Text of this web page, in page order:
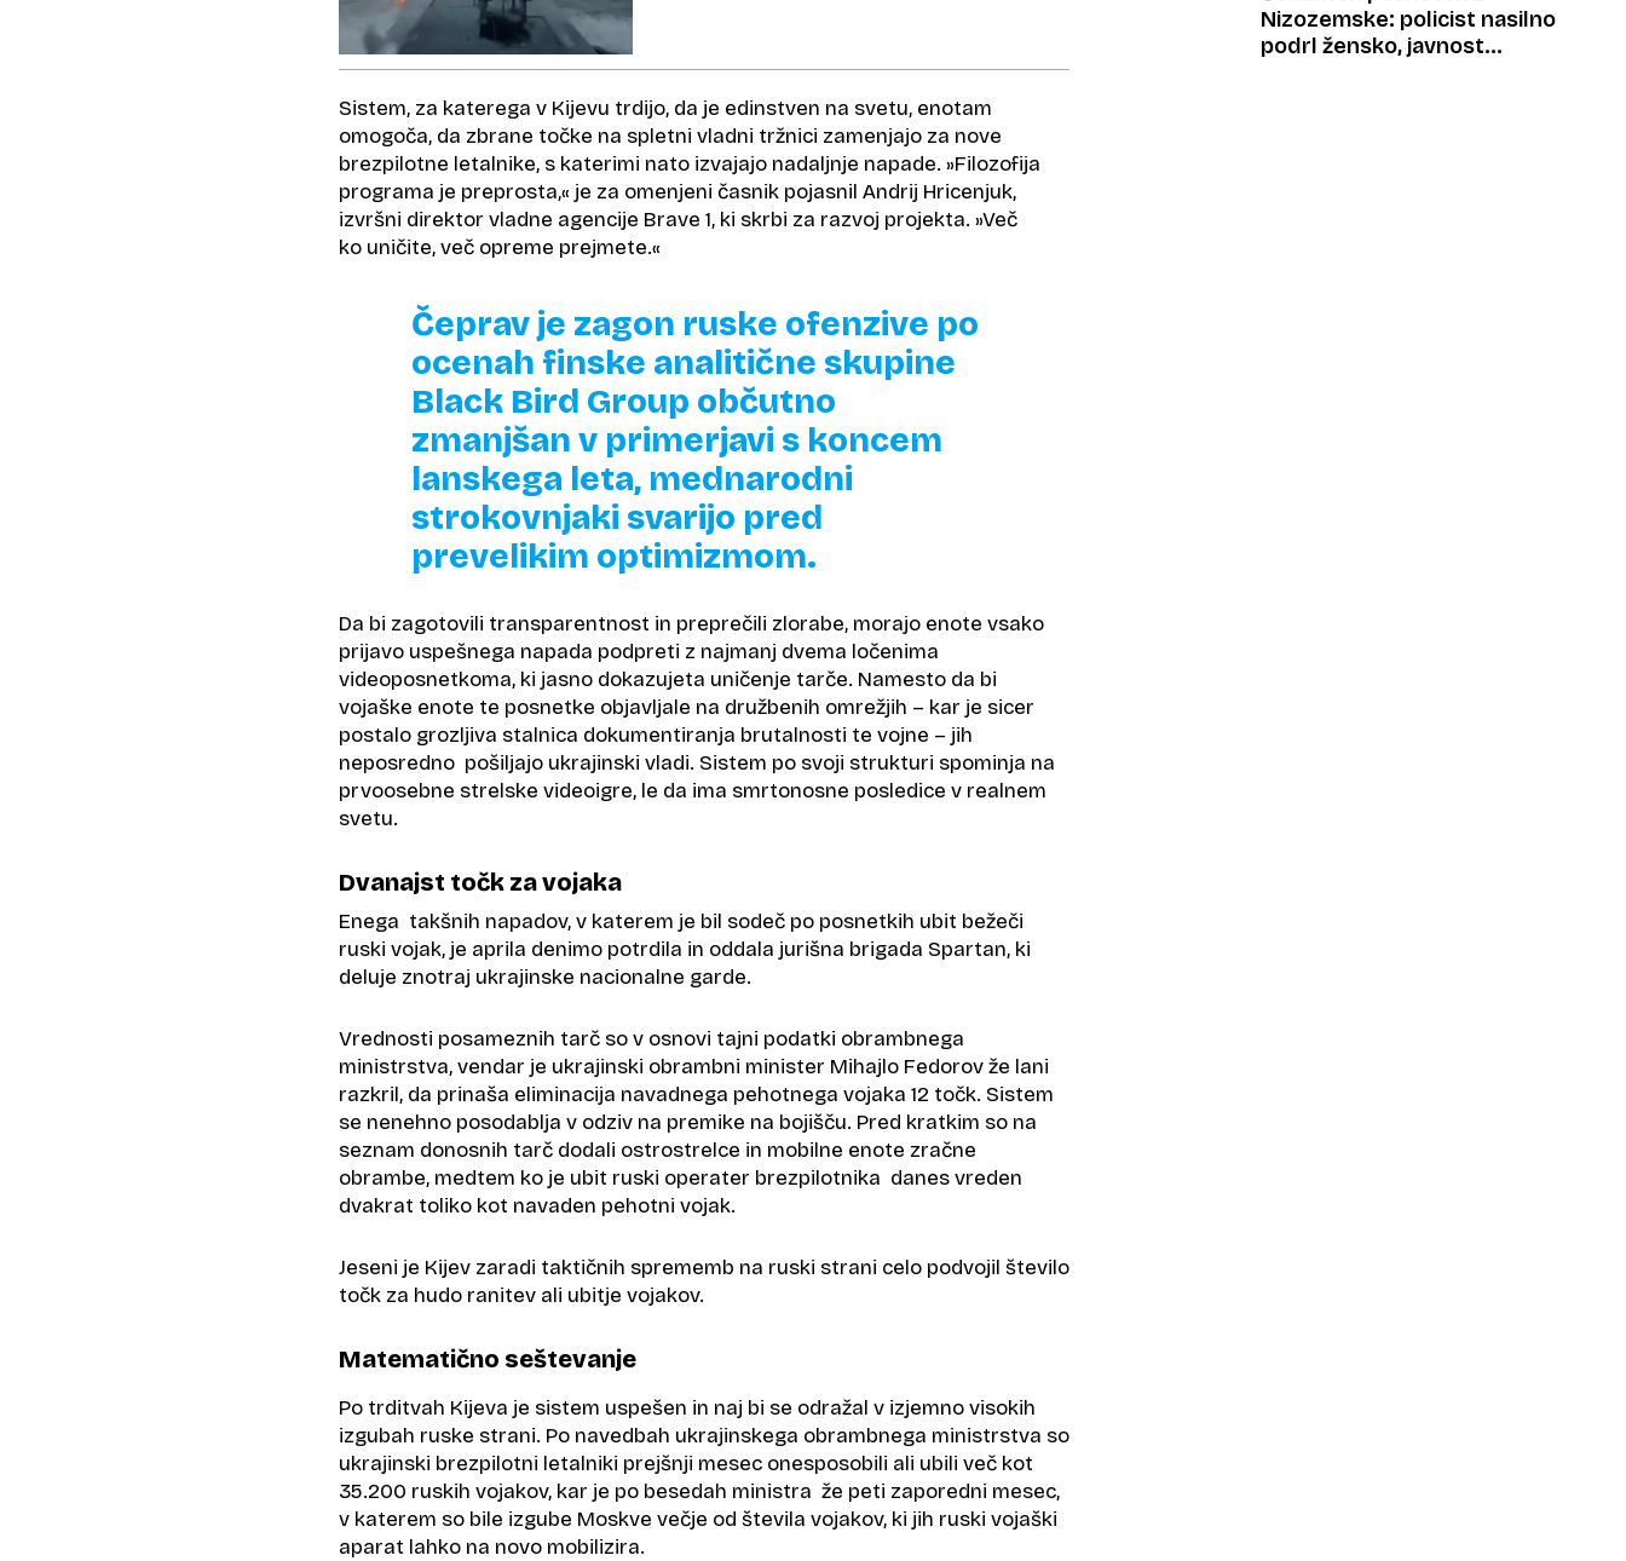
Sistem, za katerega v Kijevu trdijo, da je edinstven na svetu, enotam
omogoča, da zbrane točke na spletni vladni tržnici zamenjajo za nove
brezpilotne letalnike, s katerimi nato izvajajo nadaljnje napade. »Filozofija
programa je preprosta,« je za omenjeni časnik pojasnil Andrij Hricenjuk,
izvršni direktor vladne agencije Brave 1, ki skrbi za razvoj projekta. »Več
ko uničite, več opreme prejmete.«
Čeprav je zagon ruske ofenzive po
ocenah finske analitične skupine
Black Bird Group občutno
zmanjšan v primerjavi s koncem
lanskega leta, mednarodni
strokovnjaki svarijo pred
prevelikim optimizmom.
Da bi zagotovili transparentnost in preprečili zlorabe, morajo enote vsako
prijavo uspešnega napada podpreti z najmanj dvema ločenima
videoposnetkoma, ki jasno dokazujeta uničenje tarče. Namesto da bi
vojaške enote te posnetke objavljale na družbenih omrežjih – kar je sicer
postalo grozljiva stalnica dokumentiranja brutalnosti te vojne – jih
neposredno pošiljajo ukrajinski vladi. Sistem po svoji strukturi spominja na
prvoosebne strelske videoigre, le da ima smrtonosne posledice v realnem
svetu.
Dvanajst točk za vojaka
Enega takšnih napadov, v katerem je bil sodeč po posnetkih ubit bežeči
ruski vojak, je aprila denimo potrdila in oddala jurišna brigada Spartan, ki
deluje znotraj ukrajinske nacionalne garde.
Vrednosti posameznih tarč so v osnovi tajni podatki obrambnega
ministrstva, vendar je ukrajinski obrambni minister Mihajlo Fedorov že lani
razkril, da prinaša eliminacija navadnega pehotnega vojaka 12 točk. Sistem
se nenehno posodablja v odziv na premike na bojišču. Pred kratkim so na
seznam donosnih tarč dodali ostrostrelce in mobilne enote zračne
obrambe, medtem ko je ubit ruski operater brezpilotnika danes vreden
dvakrat toliko kot navaden pehotni vojak.
Jeseni je Kijev zaradi taktičnih sprememb na ruski strani celo podvojil število
točk za hudo ranitev ali ubitje vojakov.
Matematično seštevanje
Po trditvah Kijeva je sistem uspešen in naj bi se odražal v izjemno visokih
izgubah ruske strani. Po navedbah ukrajinskega obrambnega ministrstva so
ukrajinski brezpilotni letalniki prejšnji mesec onesposobili ali ubili več kot
35.200 ruskih vojakov, kar je po besedah ministra že peti zaporedni mesec,
v katerem so bile izgube Moskve večje od števila vojakov, ki jih ruski vojaški
aparat lahko na novo mobilizira.
Nizozemske: policist nasilno
podrl žensko, javnost